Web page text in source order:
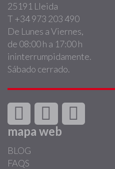
25191 Lleida
T +34 973 203 490
De Lunes a Viernes,
de 08:00 h a 17:00 h
ininterrumpidamente.
Sábado cerrado.
mapa web
BLOG
FAQS